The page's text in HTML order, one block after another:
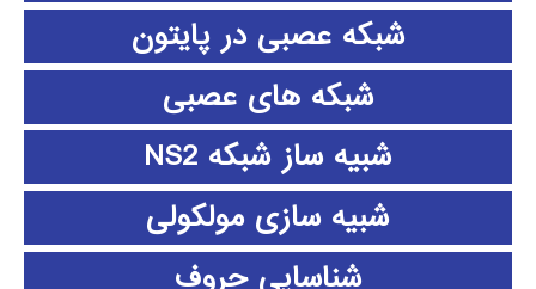
شبکه عصبی در پایتون
شبکه های عصبی
شبیه ساز شبکه NS2
شبیه سازی مولکولی
شناسایی حروف